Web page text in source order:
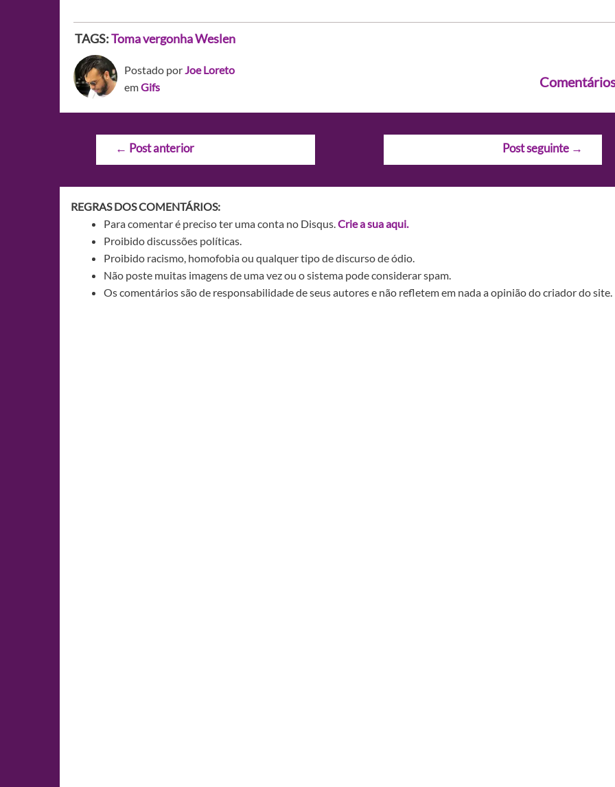
TAGS:Toma vergonha Weslen
Postado porJoe Loreto
emGifs
Navegação
← Post anterior Post seguinte →
REGRAS DOS COMENTÁRIOS:
Para comentar é preciso ter uma conta no Disqus.Crie a sua aqui.
Proibido discussões políticas.
Proibido racismo, homofobia ou qualquer tipo de discurso de ódio.
Não poste muitas imagens de uma vez ou o sistema pode considerar spam.
Os comentários são de responsabilidade de seus autores e não refletem em nada a opinião do criador do site.